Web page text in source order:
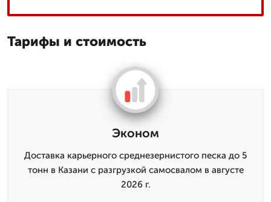
Тарифы и стоимость
Эконом
Доставка карьерного среднезернистого песка до 5
тонн в Казани с разгрузкой самосвалом в августе
2026 г.